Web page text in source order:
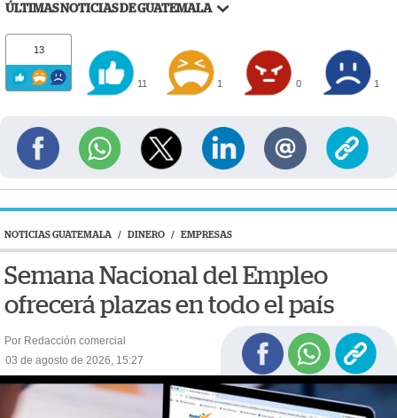
ÚLTIMAS NOTICIAS DE GUATEMALA
13
11 1 0 1
NOTICIAS GUATEMALA / DINERO / EMPRESAS
Semana Nacional del Empleo
ofrecerá plazas en todo el país
Por Redacción comercial
03 de agosto de 2026, 15:27